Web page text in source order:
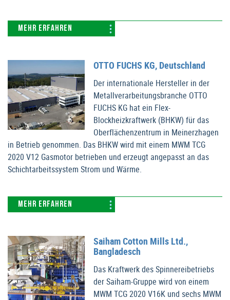
MEHR ERFAHREN
OTTO FUCHS KG, Deutschland
Der internationale Hersteller in der
Metallverarbeitungsbranche OTTO
FUCHS KG hat ein Flex-
Blockheizkraftwerk (BHKW) für das
Oberflächenzentrum in Meinerzhagen
in Betrieb genommen. Das BHKW wird mit einem MWM TCG
2020 V12 Gasmotor betrieben und erzeugt angepasst an das
Schichtarbeitssystem Strom und Wärme.
MEHR ERFAHREN
Saiham Cotton Mills Ltd.,
Bangladesch
Das Kraftwerk des Spinnereibetriebs
der Saiham-Gruppe wird von einem
MWM TCG 2020 V16K und sechs MWM